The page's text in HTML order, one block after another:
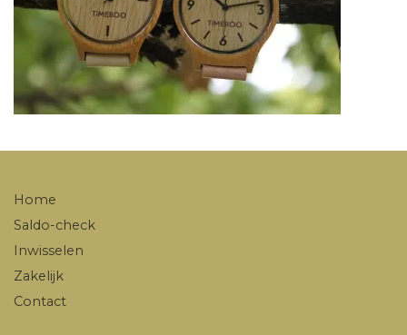
Home
Saldo-check
Inwisselen
Zakelijk
Contact